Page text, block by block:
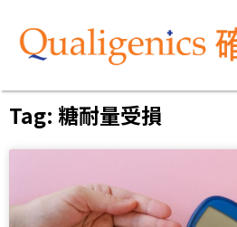
Tag: 糖耐量受損